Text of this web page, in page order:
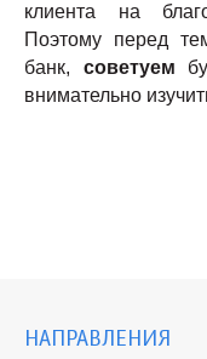
клиента на
Поэтому перед
банк, советуем
внимательно
НАПРАВЛЕНИЯ